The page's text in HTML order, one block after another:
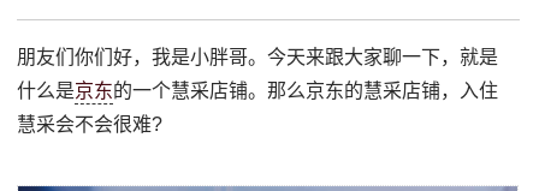
朋友们你们好，我是小胖哥。今天来跟大家聊一下，就是
什么是京东的一个慧采店铺。那么京东的慧采店铺，入住
慧采会不会很难?